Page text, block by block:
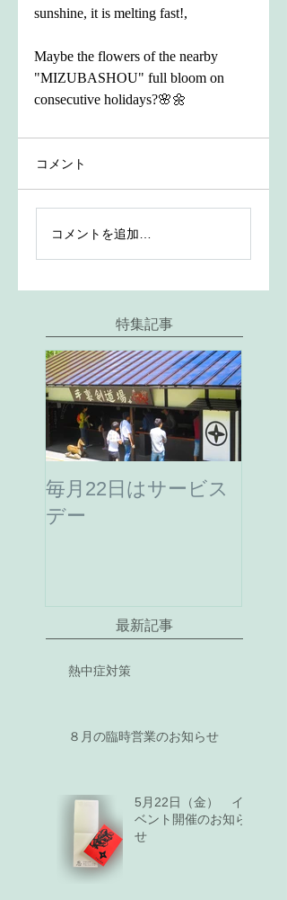
sunshine, it is melting fast!,
Maybe the flowers of the nearby
"MIZUBASHOU" full bloom on
consecutive holidays?🌸🌼
コメント
コメントを追加…
特集記事
毎月22日はサービス
デー
最新記事
熱中症対策
８月の臨時営業のお知らせ
5月22日（金） イ
ベント開催のお知ら
せ